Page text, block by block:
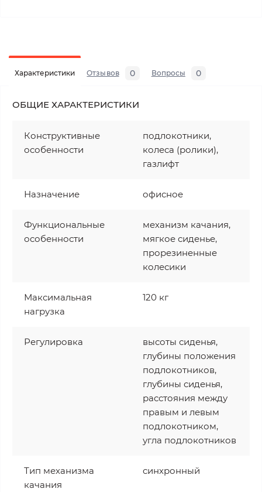
Характеристики Отзывов 0 Вопросы 0
ОБЩИЕ ХАРАКТЕРИСТИКИ
Конструктивные
особенности
подлокотники,
колеса (ролики),
газлифт
Назначение офисное
Функциональные
особенности
механизм качания,
мягкое сиденье,
прорезиненные
колесики
Максимальная
нагрузка
120 кг
Регулировка
высоты сиденья,
глубины положения
подлокотников,
глубины сиденья,
расстояния между
правым и левым
подлокотником,
угла подлокотников
Тип механизма
качания
синхронный